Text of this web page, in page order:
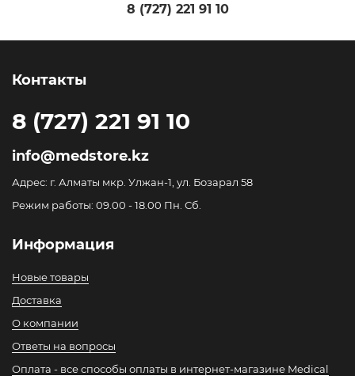
8 (727) 221 91 10
Контакты
8 (727) 221 91 10
info@medstore.kz
Адрес: г. Алматы мкр. Улжан-1, ул. Бозарал 58
Режим работы: 09.00 - 18.00 Пн. Сб.
Информация
Новые товары
Доставка
О компании
Ответы на вопросы
Оплата - все способы оплаты в интернет-магазине Medical